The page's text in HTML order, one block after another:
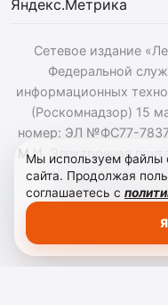
Сетевое издание
Федеральной
информационных
(Роскомнадзор) 15
номер: ЭЛ №ФС77-
М.И. Электронная
гл. редактора: +7
Мы используем файлы
сайта. Продолжая
соглашаетесь с